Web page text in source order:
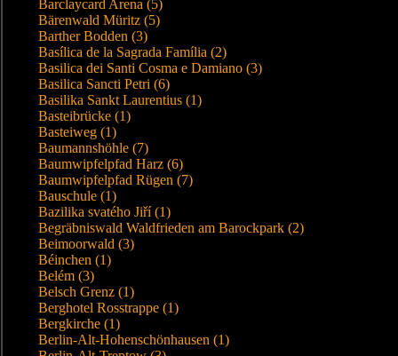
Barclaycard Arena (5)
Bärenwald Müritz (5)
Barther Bodden (3)
Basílica de la Sagrada Família (2)
Basilica dei Santi Cosma e Damiano (3)
Basilica Sancti Petri (6)
Basilika Sankt Laurentius (1)
Basteibrücke (1)
Basteiweg (1)
Baumannshöhle (7)
Baumwipfelpfad Harz (6)
Baumwipfelpfad Rügen (7)
Bauschule (1)
Bazilika svatého Jiří (1)
Begräbniswald Waldfrieden am Barockpark (2)
Beimoorwald (3)
Béinchen (1)
Belém (3)
Belsch Grenz (1)
Berghotel Rosstrappe (1)
Bergkirche (1)
Berlin-Alt-Hohenschönhausen (1)